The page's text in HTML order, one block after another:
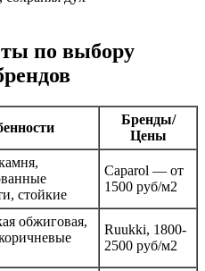
по выбору
Бренды/
Цены
стойкие
Caparol — от
1500 руб/м2
обжиговая,
Ruukki, 1800-
2500 руб/м2